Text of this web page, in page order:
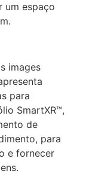
um espaço
images
para
SmartXR™,
de
para
e fornecer